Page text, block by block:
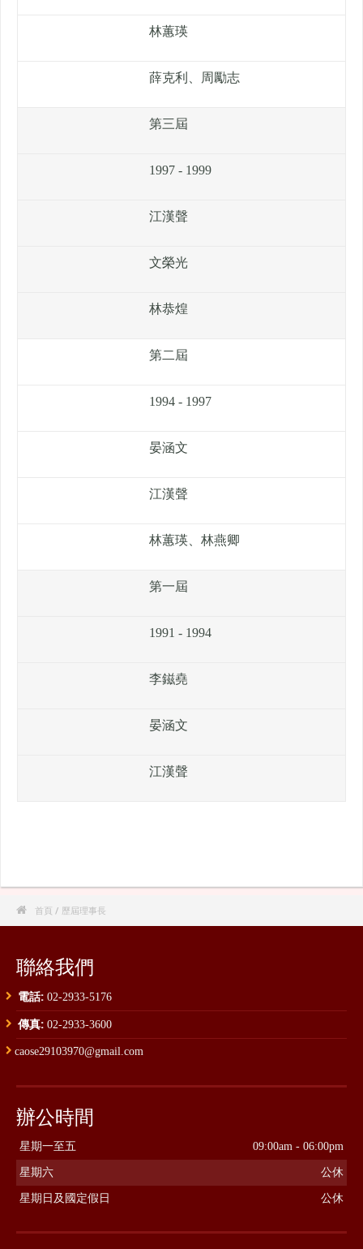
林蕙瑛
薛克利、周勵志
第三屆
1997 - 1999
江漢聲
文榮光
林恭煌
第二屆
1994 - 1997
晏涵文
江漢聲
林蕙瑛、林燕卿
第一屆
1991 - 1994
李鎡堯
晏涵文
江漢聲
 首頁 / 歷屆理事長
聯絡我們
電話: 02-2933-5176
傳真: 02-2933-3600
caose29103970@gmail.com
辦公時間
星期一至五 09:00am - 06:00pm
星期六 公休
星期日及國定假日 公休